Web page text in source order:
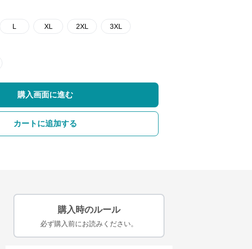
L XL 2XL 3XL
購入画面に進む
カートに追加する
購入時のルール
必ず購入前にお読みください。